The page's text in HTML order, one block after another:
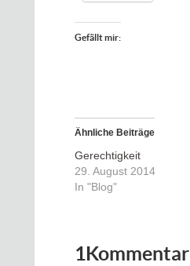
Gefällt mir:
Ähnliche Beiträge
Gerechtigkeit
29. August 2014
In "Blog"
1 Kommentar